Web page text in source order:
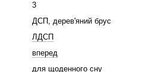
3
ДСП, дерев'яний брус
ЛДСП
вперед
для щоденного сну